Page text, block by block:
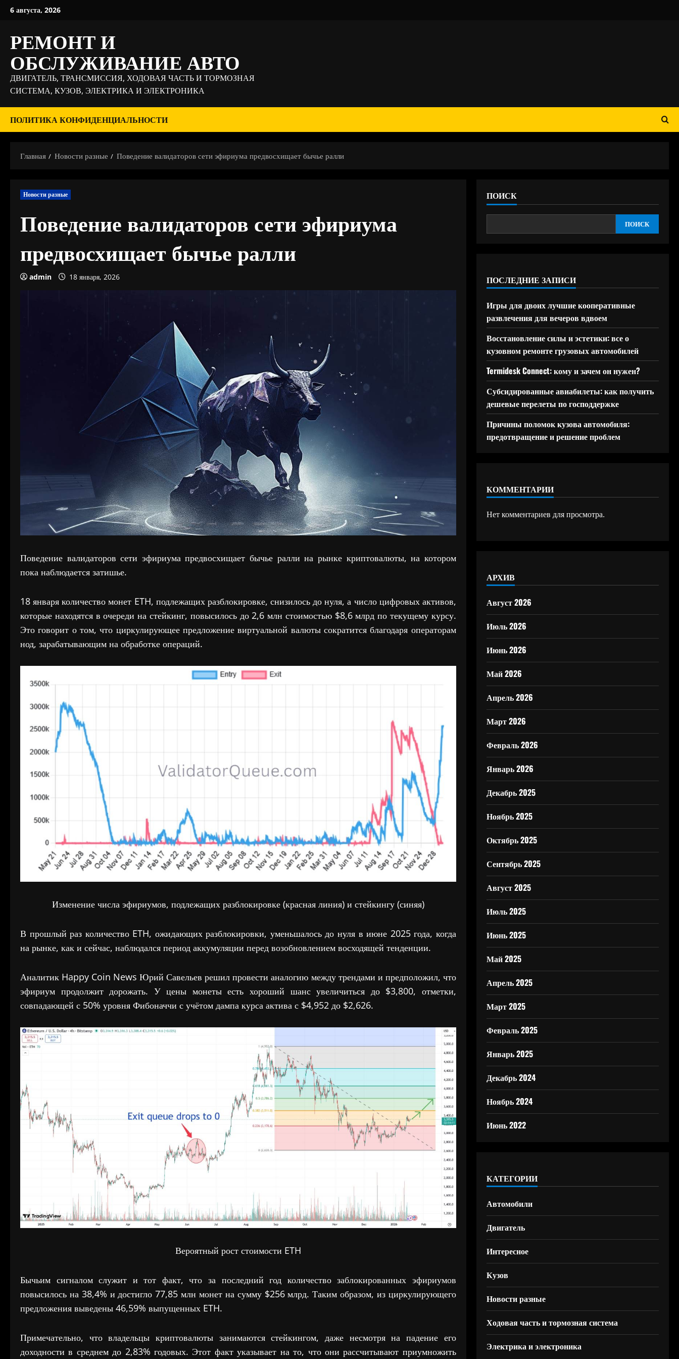
Перейти
6 августа, 2026
РЕМОНТ И
ОБСЛУЖИВАНИЕ АВТО
ДВИГАТЕЛЬ, ТРАНСМИССИЯ, ХОДОВАЯ ЧАСТЬ И ТОРМОЗНАЯ
СИСТЕМА, КУЗОВ, ЭЛЕКТРИКА И ЭЛЕКТРОНИКА
ПОЛИТИКА КОНФИДЕНЦИАЛЬНОСТИ
Главная Новости разные Поведение валидаторов сети эфириума предвосхищает бычье ралли
Новости разные
Поведение валидаторов сети эфириума
предвосхищает бычье ралли
admin 18 января, 2026
Поведение валидаторов сети эфириума предвосхищает бычье ралли на рынке криптовалюты, на котором
пока наблюдается затишье.
18 января количество монет ETH, подлежащих разблокировке, снизилось до нуля, а число цифровых активов,
которые находятся в очереди на стейкинг, повысилось до 2,6 млн стоимостью $8,6 млрд по текущему курсу.
Это говорит о том, что циркулирующее предложение виртуальной валюты сократится благодаря операторам
нод, зарабатывающим на обработке операций.
Изменение числа эфириумов, подлежащих разблокировке (красная линия) и стейкингу (синяя)
В прошлый раз количество ETH, ожидающих разблокировки, уменьшалось до нуля в июне 2025 года, когда
на рынке, как и сейчас, наблюдался период аккумуляции перед возобновлением восходящей тенденции.
Аналитик Happy Coin News Юрий Савельев решил провести аналогию между трендами и предположил, что
эфириум продолжит дорожать. У цены монеты есть хороший шанс увеличиться до $3,800, отметки,
совпадающей с 50% уровня Фибоначчи с учётом дампа курса актива с $4,952 до $2,626.
Вероятный рост стоимости ETH
Бычьим сигналом служит и тот факт, что за последний год количество заблокированных эфириумов
повысилось на 38,4% и достигло 77,85 млн монет на сумму $256 млрд. Таким образом, из циркулирующего
предложения выведены 46,59% выпущенных ETH.
Примечательно, что владельцы криптовалюты занимаются стейкингом, даже несмотря на падение его
доходности в среднем до 2,83% годовых. Этот факт указывает на то, что они рассчитывают приумножить
ПОИСК
ПОИСК
ПОСЛЕДНИЕ ЗАПИСИ
Игры для двоих лучшие кооперативные
развлечения для вечеров вдвоем
Восстановление силы и эстетики: все о
кузовном ремонте грузовых автомобилей
Termidesk Connect: кому и зачем он нужен?
Субсидированные авиабилеты: как получить
дешевые перелеты по господдержке
Причины поломок кузова автомобиля:
предотвращение и решение проблем
КОММЕНТАРИИ
Нет комментариев для просмотра.
АРХИВ
Август 2026
Июль 2026
Июнь 2026
Май 2026
Апрель 2026
Март 2026
Февраль 2026
Январь 2026
Декабрь 2025
Ноябрь 2025
Октябрь 2025
Сентябрь 2025
Август 2025
Июль 2025
Июнь 2025
Май 2025
Апрель 2025
Март 2025
Февраль 2025
Январь 2025
Декабрь 2024
Ноябрь 2024
Июнь 2022
КАТЕГОРИИ
Автомобили
Двигатель
Интересное
Кузов
Новости разные
Ходовая часть и тормозная система
Электрика и электроника